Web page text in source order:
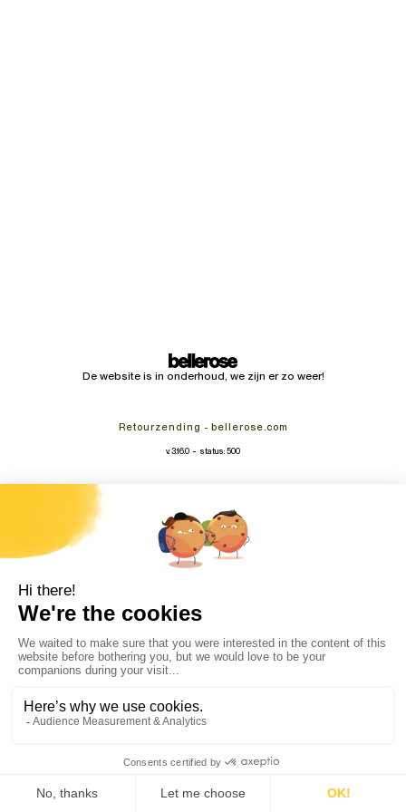
De website is in onderhoud, we zijn er zo weer!
Retourzending - bellerose.com
v. 3.16.0 - status: 500